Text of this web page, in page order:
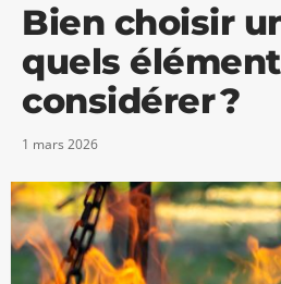
Bien choisir
quels
considérer ?
1 mars 2026